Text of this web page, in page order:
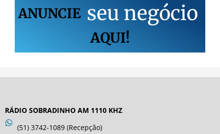
ANUNCIE seu negócio
AQUI!
RÁDIO SOBRADINHO AM 1110 KHZ
(51) 3742-1089 (Recepção)